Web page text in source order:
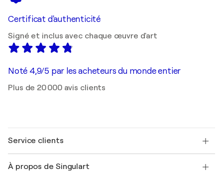
Certificat d'authenticité
Signé et inclus avec chaque œuvre d'art
Noté 4,9/5 par les acheteurs du monde entier
Plus de 20 000 avis clients
Service clients
Expédition
À propos de Singulart